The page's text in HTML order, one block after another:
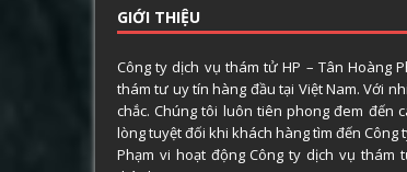
GIỚI THIỆU
Công ty dịch vụ thám tử HP – Tân Hoàng
thám tư uy tín hàng đầu tại Việt Nam. Với
chắc. Chúng tôi luôn tiên phong đem
lòng tuyệt đối khi khách hàng tìm đến Công
Phạm vi hoạt động Công ty dịch vụ thám